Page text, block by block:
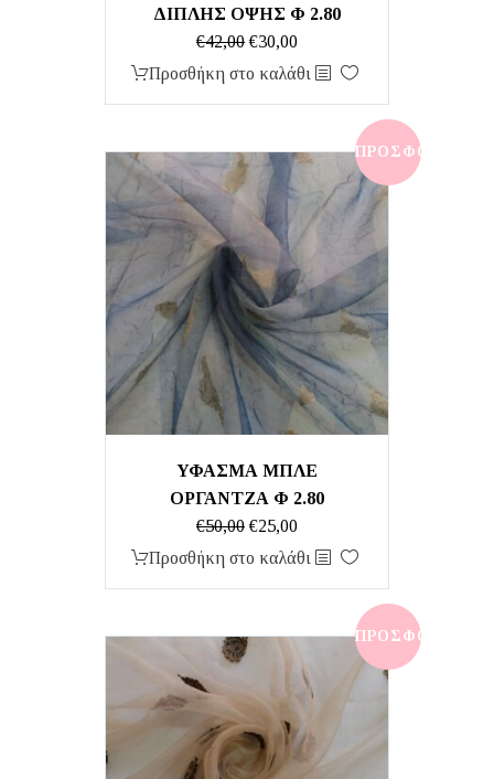
ΔΙΠΛΗΣ ΟΨΗΣ Φ 2.80
€42,00 Original
price
€30,00Η
τρέχουσα
€30,00.
Προσθήκη στο καλάθι
ΠΡΟΣΦΟΡΆ!
ΥΦΑΣΜΑ ΜΠΛΕ
ΟΡΓΑΝΤΖΑ Φ 2.80
€50,00 Original
price
€25,00Η
τρέχουσα
€25,00.
Προσθήκη στο καλάθι
ΠΡΟΣΦΟΡΆ!